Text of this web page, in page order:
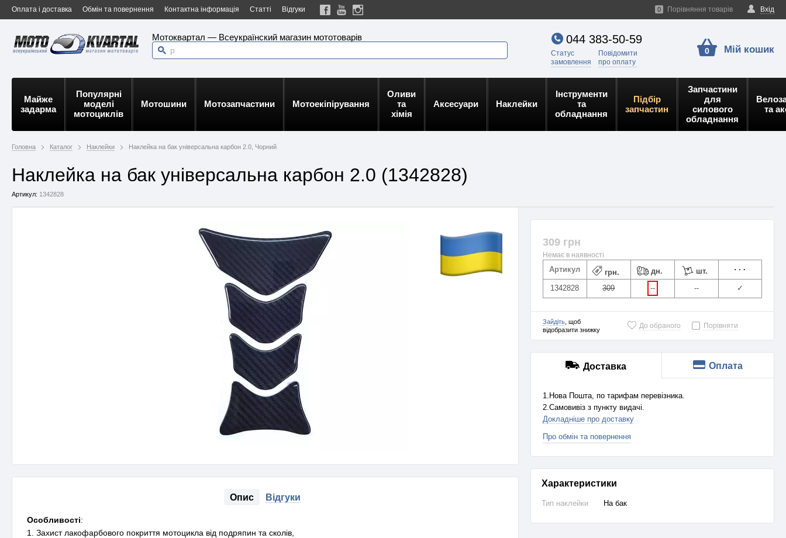
Оплата і доставка Обмін та повернення Контактна інформація Статті Відгуки Вхід
0 Порівняння товарів
Мотоквартал — Всеукраїнский магазин мототоварів 044 383-50-59
Статус
замовлення
Повідомити
про оплату
0 Мій кошик
Майже
задарма
Популярні
моделі
мотоциклів
Мотошини Мотозапчастини Мотоекіпірування
Оливи
та
хімія
Аксесуари Наклейки
Інструменти
та
обладнання
Підбір
запчастин
Запчастини
для
силового
обладнання
та
Головна Каталог Наклейки Наклейка на бак універсальна карбон 2.0, Чорний
Наклейка на бак універсальна карбон 2.0 (1342828)
Артикул: 1342828
Опис Відгуки
Особливості:
1. Захист лакофарбового покриття мотоцикла від подряпин та сколів,
309 грн
Немає в наявності
Артикул грн. дн.
шт.
1342828
309 -- -- ✓
Зайдіть, щоб
відобразити знижку
До обраного Порівняти
Доставка Оплата
1.Нова Пошта, по тарифам перевізника.
2.Самовивіз з пункту видачі.
Докладніше про доставку
Про обмін та повернення
Характеристики
Тип наклейки На бак